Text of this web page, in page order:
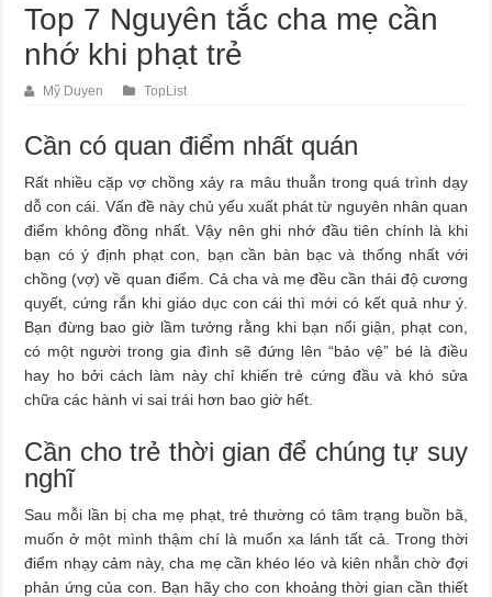
Top 7 Nguyên tắc cha mẹ cần
nhớ khi phạt trẻ
Mỹ Duyen TopList
Cần có quan điểm nhất quán
Rất nhiều cặp vợ chồng xảy ra mâu thuẫn trong quá trình dạy
dỗ con cái. Vấn đề này chủ yếu xuất phát từ nguyên nhân quan
điểm không đồng nhất. Vậy nên ghi nhớ đầu tiên chính là khi
bạn có ý định phạt con, bạn cần bàn bạc và thống nhất với
chồng (vợ) về quan điểm. Cả cha và mẹ đều cần thái độ cương
quyết, cứng rắn khi giáo dục con cái thì mới có kết quả như ý.
Bạn đừng bao giờ lầm tưởng rằng khi bạn nổi giận, phạt con,
có một người trong gia đình sẽ đứng lên “bảo vệ” bé là điều
hay ho bởi cách làm này chỉ khiến trẻ cứng đầu và khó sửa
chữa các hành vi sai trái hơn bao giờ hết.
Cần cho trẻ thời gian để chúng tự suy
nghĩ
Sau mỗi lần bị cha mẹ phạt, trẻ thường có tâm trạng buồn bã,
muốn ở một mình thậm chí là muốn xa lánh tất cả. Trong thời
điểm nhạy cảm này, cha mẹ cần khéo léo và kiên nhẫn chờ đợi
phản ứng của con. Bạn hãy cho con khoảng thời gian cần thiết